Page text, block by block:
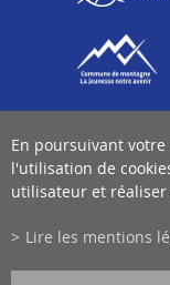
En poursuivant
l'utilisation de
utilisateur et
Lire les mentions